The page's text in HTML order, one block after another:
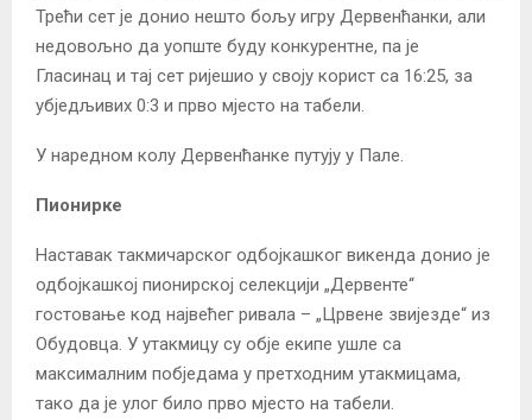
Трећи сет је донио нешто бољу игру Дервенћанки, али
недовољно да уопште буду конкурентне, па је
Гласинац и тај сет ријешио у своју корист са 16:25, за
убједљивих 0:3 и прво мјесто на табели.
У наредном колу Дервенћанке путују у Пале.
Пионирке
Наставак такмичарског одбојкашког викенда донио је
одбојкашкој пионирској селекцији „Дервенте“
гостовање код највећег ривала – „Црвене звијезде“ из
Обудовца. У утакмицу су обје екипе ушле са
максималним побједама у претходним утакмицама,
тако да је улог било прво мјесто на табели.